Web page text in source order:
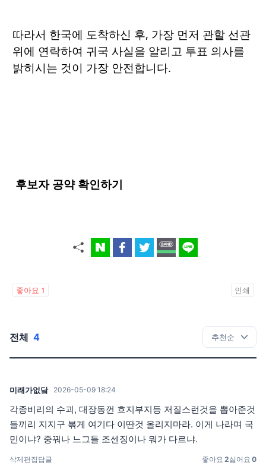
따라서 한국에 도착하신 후, 가장 먼저 관할 선관
위에 연락하여 귀국 사실을 알리고 투표 의사를
밝히시는 것이 가장 안전합니다.
후보자 공약 확인하기
좋아요 1 인쇄
전체 4
미래가없닼 2026-05-09 18:24
각종비리의 수괴, 대장동껀 흐지부지등 저질스런것을 뽑아준것
들끼리 지지구 볶게 여기다 이딴것 올리지마라. 이게 나라며 국
민이냐? 중꿔나 느그들 조센징이나 뭐가 다르냐.
삭제편집 답글 좋아요 2싫어요 0